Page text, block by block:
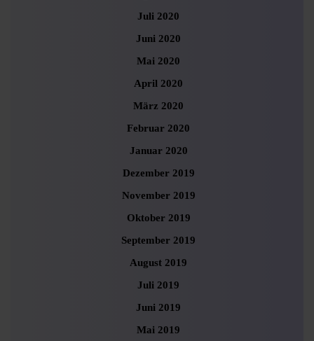
Juli 2020
Juni 2020
Mai 2020
April 2020
März 2020
Februar 2020
Januar 2020
Dezember 2019
November 2019
Oktober 2019
September 2019
August 2019
Juli 2019
Juni 2019
Mai 2019